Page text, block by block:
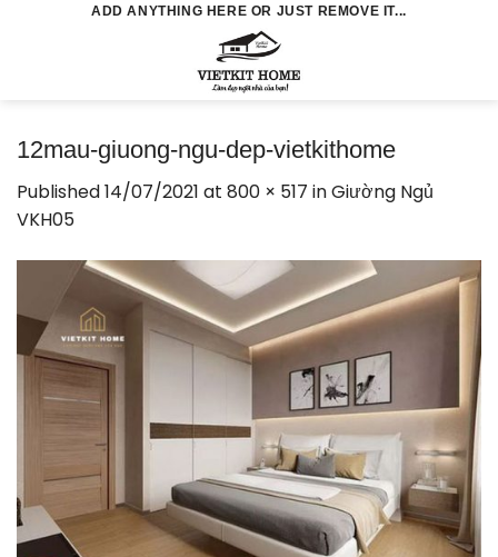
ADD ANYTHING HERE OR JUST REMOVE IT...
12mau-giuong-ngu-dep-vietkithome
Published14/07/2021 at 800 × 517 inGiường Ngủ
VKH05